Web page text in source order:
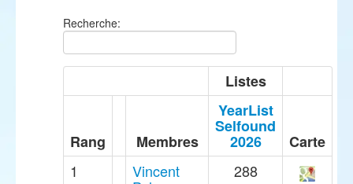
Recherche:
Listes
Rang Membres
YearList
Selfound
2026
Carte
1
Vincent 288